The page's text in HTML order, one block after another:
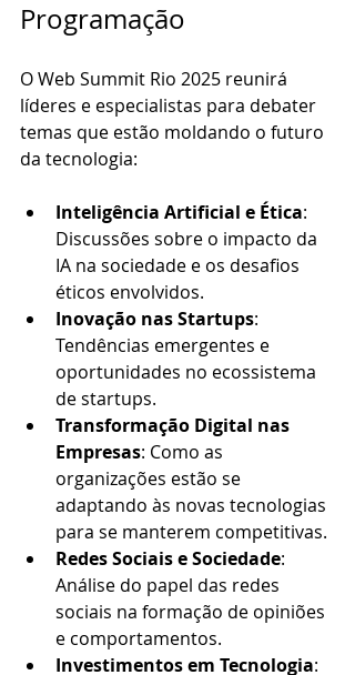
Programação
O Web Summit Rio 2025 reunirá
líderes e especialistas para debater
temas que estão moldando o futuro
da tecnologia:​
Inteligência Artificial e Ética:
Discussões sobre o impacto da
IA na sociedade e os desafios
éticos envolvidos.​
Inovação nas Startups:
Tendências emergentes e
oportunidades no ecossistema
de startups.​
Transformação Digital nas
Empresas: Como as
organizações estão se
adaptando às novas tecnologias
para se manterem competitivas.​
Redes Sociais e Sociedade:
Análise do papel das redes
sociais na formação de opiniões
e comportamentos.​
Investimentos em Tecnologia: